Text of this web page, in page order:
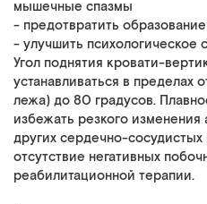
мышечные спазмы
- предотвратить
- улучшить психологическое
Угол поднятия кровати-
устанавливаться в пределах
лежа) до 80 градусов.
избежать резкого изменения
других сердечно-
отсутствие негативных
реабилитационной терапии.